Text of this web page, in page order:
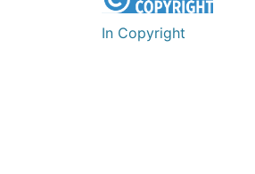
In Copyright